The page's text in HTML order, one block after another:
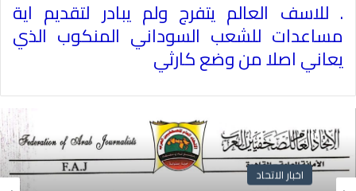
. للاسف العالم يتفرج ولم يبادر لتقديم اية
مساعدات للشعب السوداني المنكوب الذي
يعاني اصلا من وضع كارثي
اخبار الاتحاد